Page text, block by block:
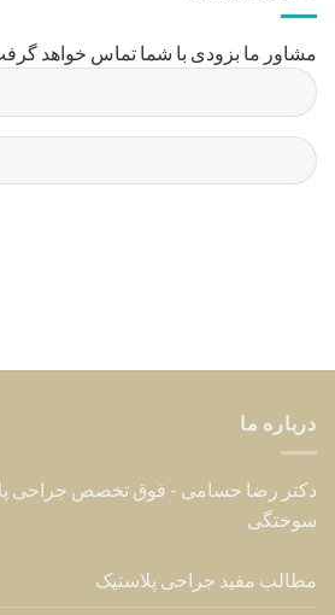
مشاور ما بزودی با شما تماس خواهد
درباره ما
دکتر رضا حسامی - فوق تخصص جراحی
سوختگی
مطالب مفید جراحی پلاستیک